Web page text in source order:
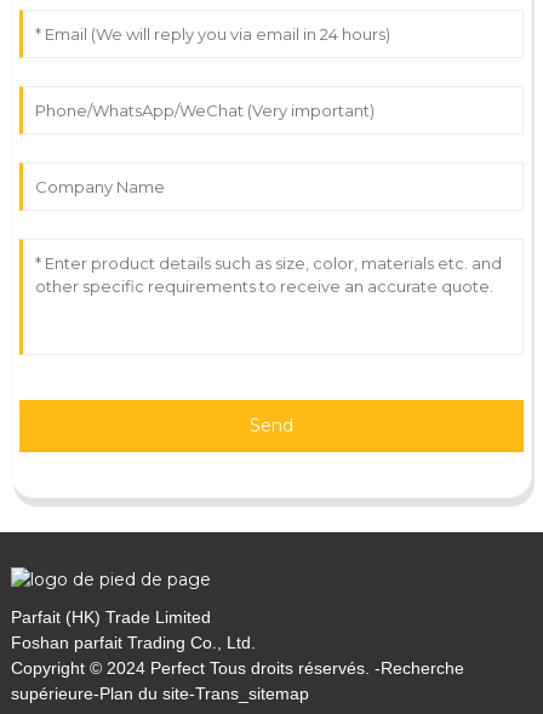
Send
Parfait (HK) Trade Limited
Foshan parfait Trading Co., Ltd.
Copyright © 2024 Perfect Tous droits réservés. -Recherche
supérieure-Plan du site-Trans_sitemap